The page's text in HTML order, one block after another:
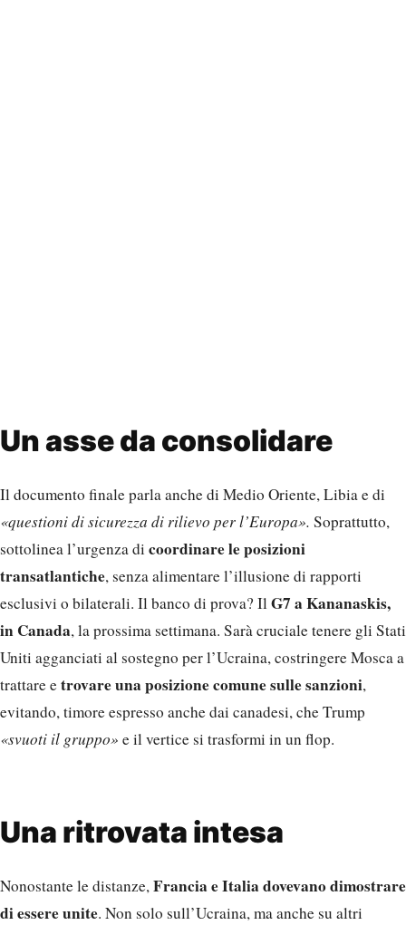
Un asse da consolidare
Il documento finale parla anche di Medio Oriente, Libia e di
«questioni di sicurezza di rilievo per l’Europa». Soprattutto,
sottolinea l’urgenza di coordinare le posizioni
transatlantiche, senza alimentare l’illusione di rapporti
esclusivi o bilaterali. Il banco di prova? IlG7 a Kananaskis,
in Canada, la prossima settimana. Sarà cruciale tenere gli Stati
Uniti agganciati al sostegno per l’Ucraina, costringere Mosca a
trattare etrovare una posizione comune sulle sanzioni,
evitando, timore espresso anche dai canadesi, che Trump
«svuoti il gruppo» e il vertice si trasformi in un flop.
Una ritrovata intesa
Nonostante le distanze,Francia e Italia dovevano dimostrare
di essere unite. Non solo sull’Ucraina, ma anche su altri